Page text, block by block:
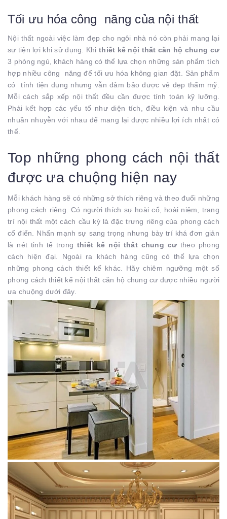
Tối ưu hóa công năng của nội thất
Nội thất ngoài việc làm đẹp cho ngôi nhà nó còn phải mang lại
sự tiện lợi khi sử dụng. Khi thiết kế nội thất căn hộ chung cư
3 phòng ngủ, khách hàng có thể lựa chọn những sản phẩm tích
hợp nhiều công năng để tối ưu hóa không gian đặt. Sản phẩm
có tính tiện dụng nhưng vẫn đảm bảo được vẻ đẹp thẩm mỹ.
Mỗi cách sắp xếp nội thất đều cần được tính toán kỹ lưỡng.
Phải kết hợp các yếu tố như diện tích, điều kiện và nhu cầu
nhuần nhuyễn với nhau để mang lại được nhiều lợi ích nhất có
thể.
Top những phong cách nội thất
được ưa chuộng hiện nay
Mỗi khách hàng sẽ có những sở thích riêng và theo đuổi những
phong cách riêng. Có người thích sự hoài cổ, hoài niệm, trang
trí nội thất một cách cầu kỳ là đặc trưng riêng của phong cách
cổ điển. Nhấn mạnh sự sang trọng nhưng bày trí khá đơn giản
là nét tinh tế trong thiết kế nội thất chung cư theo phong
cách hiện đại. Ngoài ra khách hàng cũng có thể lựa chọn
những phong cách thiết kế khác. Hãy chiêm ngưỡng một số
phong cách thiết kế nội thất căn hộ chung cư được nhiều người
ưa chuộng dưới đây.